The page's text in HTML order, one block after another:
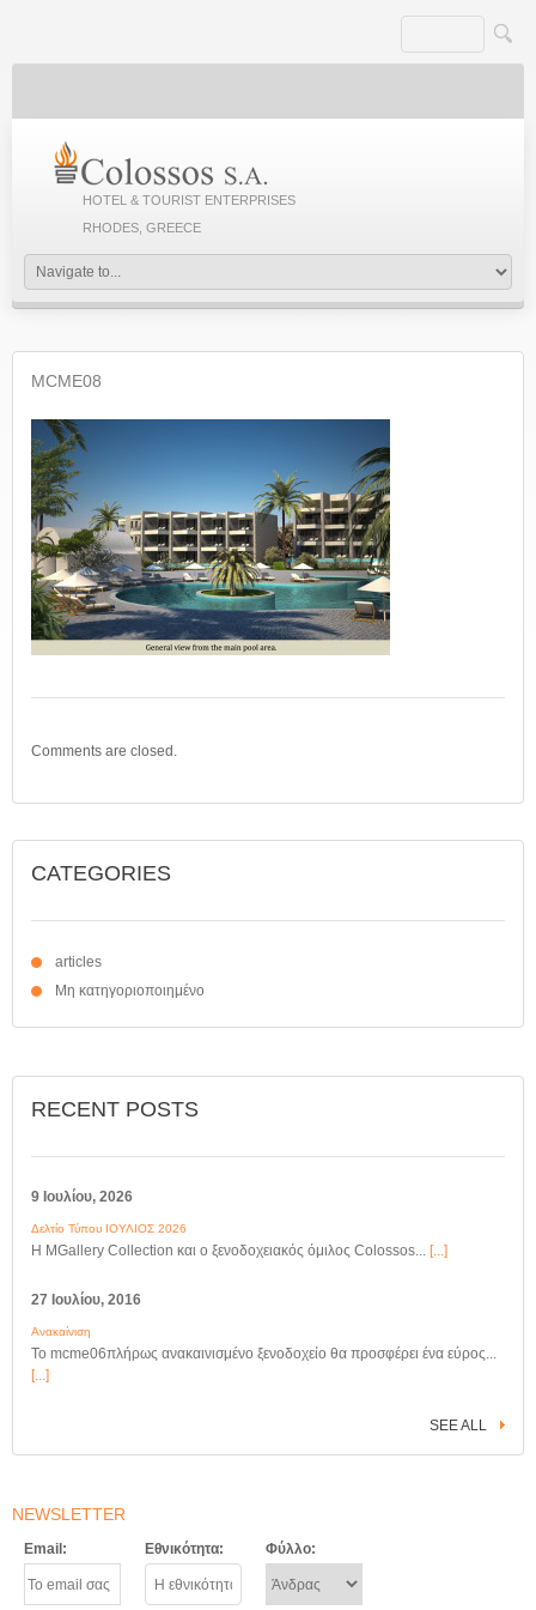
HOTEL & TOURIST ENTERPRISES
RHODES, GREECE
MCME08
Comments are closed.
CATEGORIES
articles
Μη κατηγοριοποιημένο
RECENT POSTS
9 Ιουλίου, 2026
Δελτίο Τύπου ΙΟΥΛΙΟΣ 2026
Η MGallery Collection και ο ξενοδοχειακός όμιλος Colossos... [...]
27 Ιουλίου, 2016
Ανακαίνιση
Το mcme06πλήρως ανακαινισμένο ξενοδοχείο θα προσφέρει ένα εύρος...
[...]
SEE ALL
NEWSLETTER
Email: Εθνικότητα: Φύλλο: